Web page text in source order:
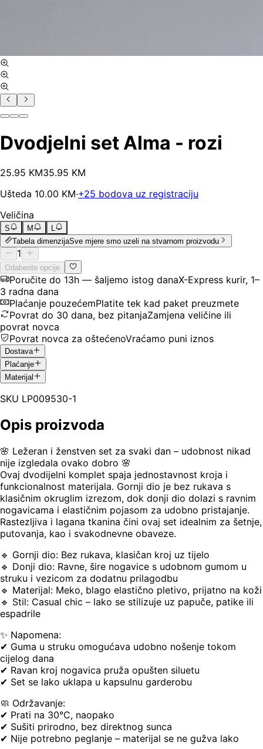
Dvodjelni set Alma - rozi
25.95 KM35.95 KM
Ušteda 10.00 KM·+25 bodova uz registraciju
Veličina
S M
L
Tabela dimenzijaSve mjere smo uzeli na stvarnom proizvodu
1
Odaberite opcije
Poručite do 13h — šaljemo istog danaX-Express kurir, 1–
3 radna dana
Plaćanje pouzećemPlatite tek kad paket preuzmete
Povrat do 30 dana, bez pitanjaZamjena veličine ili
povrat novca
Povrat novca za oštećenoVraćamo puni iznos
Dostava
Plaćanje
Materijal
SKU LP009530-1
Opis proizvoda
🌸 Ležeran i ženstven set za svaki dan – udobnost nikad
nije izgledala ovako dobro 🌸
Ovaj dvodijelni komplet spaja jednostavnost kroja i
funkcionalnost materijala. Gornji dio je bez rukava s
klasičnim okruglim izrezom, dok donji dio dolazi s ravnim
nogavicama i elastičnim pojasom za udobno pristajanje.
Rastezljiva i lagana tkanina čini ovaj set idealnim za šetnje,
putovanja, kao i svakodnevne obaveze.
🔹 Gornji dio: Bez rukava, klasičan kroj uz tijelo
🔹 Donji dio: Ravne, šire nogavice s udobnom gumom u
struku i vezicom za dodatnu prilagodbu
🔹 Materijal: Meko, blago elastično pletivo, prijatno na koži
🔹 Stil: Casual chic – lako se stilizuje uz papuče, patike ili
espadrile
✨ Napomena:
✔ Guma u struku omogućava udobno nošenje tokom
cijelog dana
✔ Ravan kroj nogavica pruža opušten siluetu
✔ Set se lako uklapa u kapsulnu garderobu
🧼 Održavanje:
✔ Prati na 30°C, naopako
✔ Sušiti prirodno, bez direktnog sunca
✔ Nije potrebno peglanje – materijal se ne gužva lako